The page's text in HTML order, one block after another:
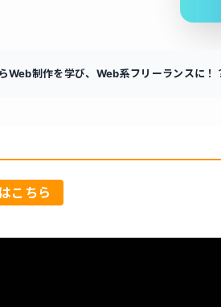
Web制作を学び、Web系フリーランスに
こちら